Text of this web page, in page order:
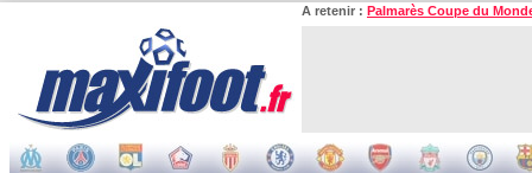
A retenir : Palmarès Coupe du